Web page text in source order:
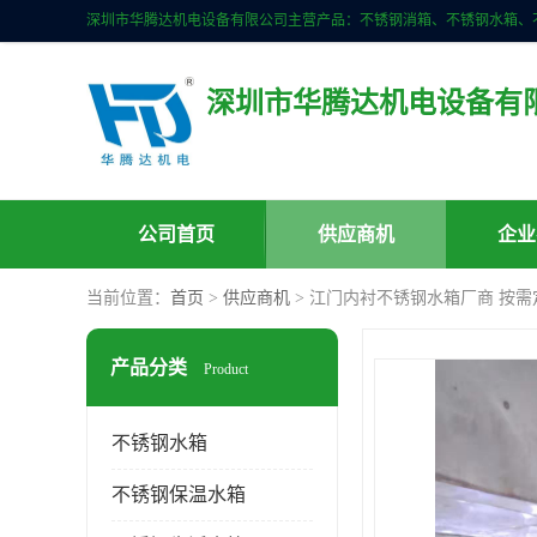
深圳市华腾达机电设备有
公司首页 供应商机 企
当前位置： 首页 > 供应商机 > 江门内衬不锈钢水箱厂商 按需
产品分类 Product
不锈钢水箱
不锈钢保温水箱